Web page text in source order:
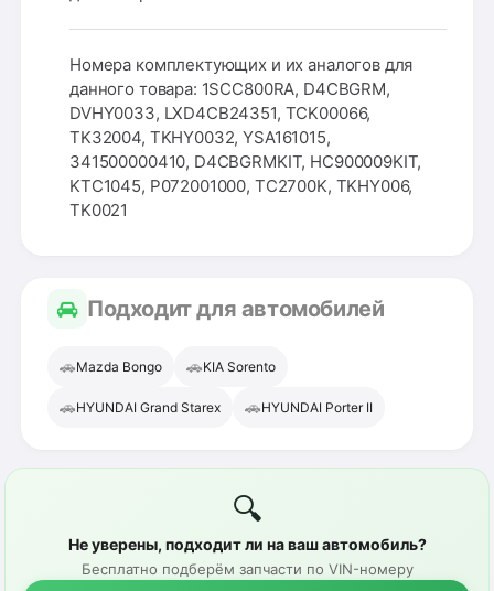
Номера комплектующих и их аналогов для
данного товара: 1SCC800RA, D4CBGRM,
DVHY0033, LXD4CB24351, TCK00066,
TK32004, TKHY0032, YSA161015,
341500000410, D4CBGRMKIT, HC900009KIT,
KTC1045, P072001000, TC2700K, TKHY006,
TK0021
Подходит для автомобилей
🚗Mazda Bongo 🚗KIA Sorento
🚗HYUNDAI Grand Starex 🚗HYUNDAI Porter II
🔍
Не уверены, подходит ли на ваш автомобиль?
Бесплатно подберём запчасти по VIN-номеру